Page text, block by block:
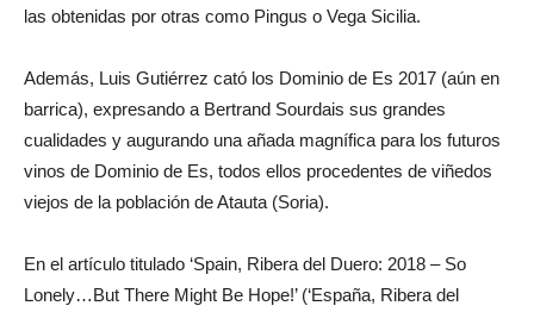
las obtenidas por otras como Pingus o Vega Sicilia.
Además, Luis Gutiérrez cató los Dominio de Es 2017 (aún en
barrica), expresando a Bertrand Sourdais sus grandes
cualidades y augurando una añada magnífica para los futuros
vinos de Dominio de Es, todos ellos procedentes de viñedos
viejos de la población de Atauta (Soria).
En el artículo titulado ‘Spain, Ribera del Duero: 2018 – So
Lonely…But There Might Be Hope!’ (‘España, Ribera del